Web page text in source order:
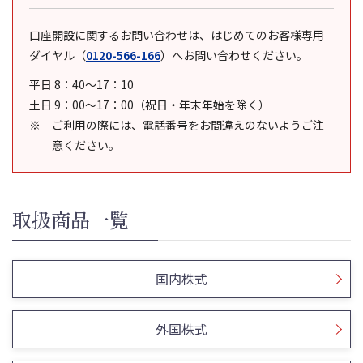
口座開設に関するお問い合わせは、はじめてのお客様専用
ダイヤル （0120-566-166） へお問い合わせください。
平日 8：40～17：10
土日 9：00～17：00（祝日・年末年始を除く）
ご利用の際には、電話番号をお間違えのないようご注
意ください。
取扱商品一覧
国内株式
外国株式